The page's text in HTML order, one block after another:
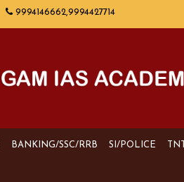
9994146662,9994427714
BANKING/SSC/RRB SI/POLICE